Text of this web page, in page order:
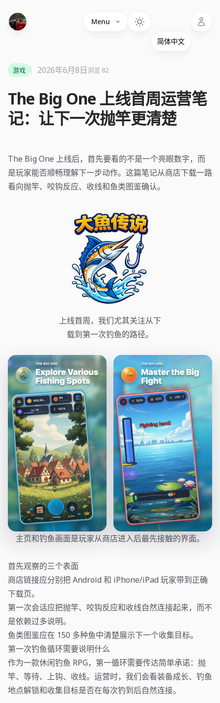
Menu
The Big One 上线首周运营笔
记：让下一次抛竿更清楚
游戏 2026年6月8日浏览 82
The Big One 上线后，首先要看的不是一个亮眼数字，而
是玩家能否顺畅理解下一步动作。这篇笔记从商店下载一路
看向抛竿、咬钩反应、收线和鱼类图鉴确认。
上线首周，我们尤其关注从下
载到第一次钓鱼的路径。
主页和钓鱼画面是玩家从商店进入后最先接触的界面。
首先观察的三个表面
商店链接应分别把 Android 和 iPhone/iPad 玩家带到正确
下载页。
第一次会话应把抛竿、咬钩反应和收线自然连接起来，而不
是依赖过多说明。
鱼类图鉴应在 150 多种鱼中清楚展示下一个收集目标。
第一次钓鱼循环需要说明什么
作为一款休闲钓鱼 RPG，第一循环需要传达简单承诺：抛
竿、等待、上钩、收线。运营时，我们会看装备成长、钓鱼
地点解锁和收集目标是否在每次钓到后自然连接。